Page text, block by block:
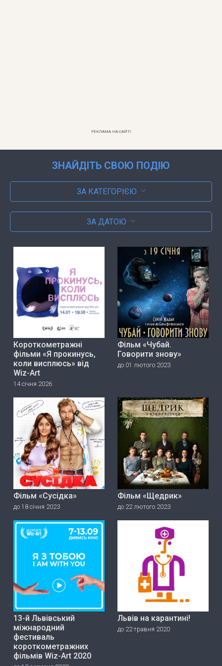
РЕКЛАМА НА САЙТІ
ЗНАЙДІТЬ СВОЮ ПОДІЮ
ЗА КАТЕГОРІЄЮ
ЗА ДАТОЮ
Короткометражні
фільми «Я прокинусь,
коли висплюсь» від
Wiz-Art
14 січня 2026
Фільм «Чубай.
Говорити знову»
до 01 лютого 2023
Фільм «Сусідка»
до 18 січня 2023
Фільм «Щедрик»
до 22 лютого 2023
13-й Львівський
міжнародний
фестиваль
короткометражних
фільмів Wiz-Art 2020
Львів на карантині!
до 22 травня 2020